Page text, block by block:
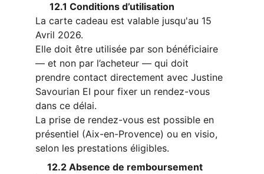
      12.1 Conditions d’utilisation
La carte cadeau est valable jusqu'au 15
Avril 2026.
Elle doit être utilisée par son bénéficiaire
— et non par l’acheteur — qui doit
prendre contact directement avec Justine
Savourian EI pour fixer un rendez-vous
dans ce délai.
La prise de rendez-vous est possible en
présentiel (Aix-en-Provence) ou en visio,
selon les prestations éligibles.
     12.2 Absence de remboursement